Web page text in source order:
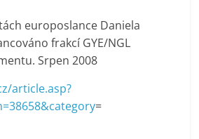
europoslance Daniela
frakcí GYE/NGL
Srpen 2008
article.asp?
=